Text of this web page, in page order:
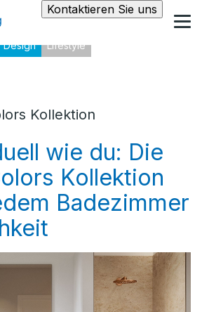
Kontaktieren Sie uns
Design Lifestyle
Kollektion
wie du: Die
Kollektion
Badezimmer